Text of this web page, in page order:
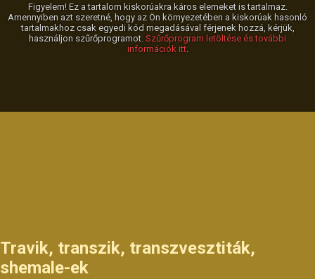
Figyelem! Ez a tartalom kiskorúakra káros elemeket is tartalmaz.
Amennyiben azt szeretné, hogy az Ön környezetében a kiskorúak hasonló
tartalmakhoz csak egyedi kód megadásával férjenek hozzá, kérjük,
használjon szűrőprogramot. Szűrőprogram letöltése és további
információk itt.
Travik, transzik, transzvesztiták,
shemale-ek